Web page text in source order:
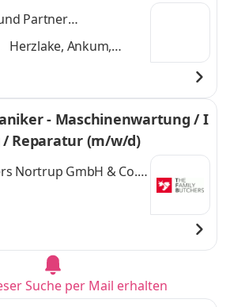
Partner
mbB Ankum
Herzlake, Ankum,
- Maschinenwartung / I
Reparatur (m/w/d)
Nortrup GmbH & Co.
Suche per Mail erhalten